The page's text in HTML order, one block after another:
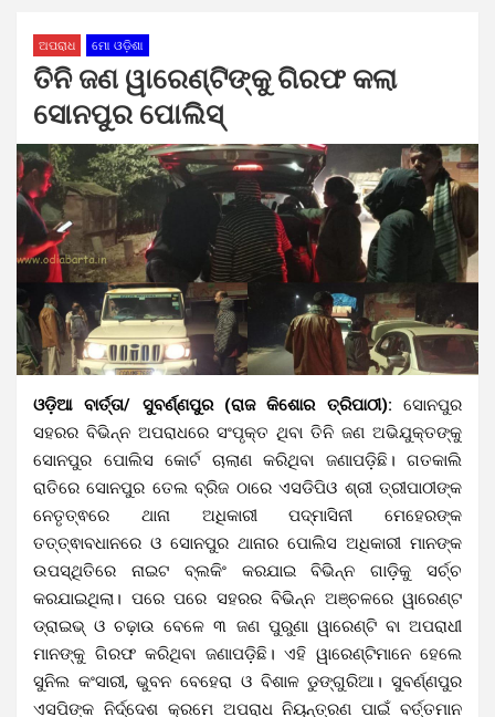
ଅପରାଧ ମୋ ଓଡ଼ିଶା
ତିନି ଜଣ ୱାରେଣ୍ଟିଙ୍କୁ ଗିରଫ କଲା
ସୋନପୁର ପୋଲିସ୍
ଓଡ଼ିଆ ବାର୍ତ୍ତା/ ସୁବର୍ଣ୍ଣପୁର (ରାଜ କିଶୋର ତ୍ରିପାଠୀ): ସୋନପୁର
ସହରର ବିଭିନ୍ନ ଅପରାଧରେ ସଂପୃକ୍ତ ଥିବା ତିନି ଜଣ ଅଭିଯୁକ୍ତଙ୍କୁ
ସୋନପୁର ପୋଲିସ କୋର୍ଟ ଚାଲାଣ କରିଥିବା ଜଣାପଡ଼ିଛି। ଗତକାଲି
ରାତିରେ ସୋନପୁର ତେଲ ବ୍ରିଜ ଠାରେ ଏସଡିପିଓ ଶ୍ରୀ ତ୍ରୀପାଠୀଙ୍କ
ନେତୃତ୍ଵରେ ଥାନା ଅଧିକାରୀ ପଦ୍ମାସିନୀ ମେହେରଙ୍କ
ତତ୍ତ୍ଵାବଧାନରେ ଓ ସୋନପୁର ଥାନାର ପୋଲିସ ଅଧିକାରୀ ମାନଙ୍କ
ଉପସ୍ଥିତିରେ ନାଇଟ ବ୍ଲକିଂ କରଯାଇ ବିଭିନ୍ନ ଗାଡ଼ିକୁ ସର୍ଚ୍ଚ
କରଯାଇଥିଲା। ପରେ ପରେ ସହରର ବିଭିନ୍ନ ଅଞ୍ଚଳରେ ୱାରେଣ୍ଟ
ଡ୍ରାଇଭ୍ ଓ ଚଢ଼ାଉ ବେଳେ ୩ ଜଣ ପୁରୁଣା ୱାରେଣ୍ଟି ବା ଅପରାଧୀ
ମାନଙ୍କୁ ଗିରଫ କରିଥିବା ଜଣାପଡ଼ିଛି। ଏହି ୱାରେଣ୍ଟିମାନେ ହେଲେ
ସୁନିଲ କଂସାରୀ, ଭୁବନ ବେହେରା ଓ ବିଶାଳ ଡୁଙ୍ଗୁରିଆ। ସୁବର୍ଣ୍ଣପୁର
ଏସପିଙ୍କ ନିର୍ଦ୍ଦେଶ କ୍ରମେ ଅପରାଧ ନିୟନ୍ତ୍ରଣ ପାଇଁ ବର୍ତ୍ତମାନ